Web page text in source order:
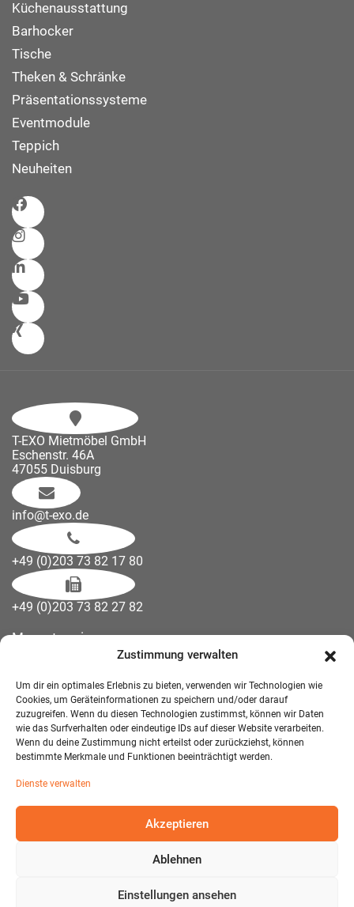
Zustimmung verwalten
Um dir ein optimales Erlebnis zu bieten, verwenden wir Technologien wie
Cookies, um Geräteinformationen zu speichern und/oder darauf
zuzugreifen. Wenn du diesen Technologien zustimmst, können wir Daten
wie das Surfverhalten oder eindeutige IDs auf dieser Website verarbeiten.
Wenn du deine Zustimmung nicht erteilst oder zurückziehst, können
bestimmte Merkmale und Funktionen beeinträchtigt werden.
Dienste verwalten
Akzeptieren
Ablehnen
Einstellungen ansehen
Küchenausstattung
Barhocker
Tische
Theken & Schränke
Präsentationssysteme
Eventmodule
Teppich
Neuheiten
T-EXO Mietmöbel GmbH
Eschenstr. 46A
47055 Duisburg
info@t-exo.de
+49 (0)203 73 82 17 80
+49 (0)203 73 82 27 82
Messetermine
Downloads
Wandelemente
Über uns
Impressum
Datenschutzerklärung
© 2026 T-EXO GmbH Mietmöbel - Alle Rechte vorbehalten.